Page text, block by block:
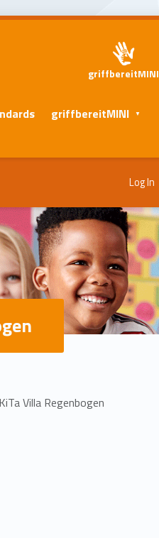
griffbereitMINI
griffbereitMINI
Log In
Villa Regenbogen